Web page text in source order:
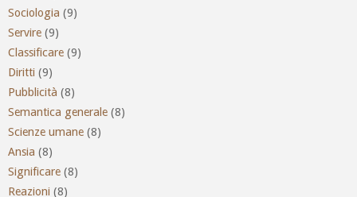
Sociologia (9)
Servire (9)
Classificare (9)
Diritti (9)
Pubblicità (8)
Semantica generale (8)
Scienze umane (8)
Ansia (8)
Significare (8)
Reazioni (8)